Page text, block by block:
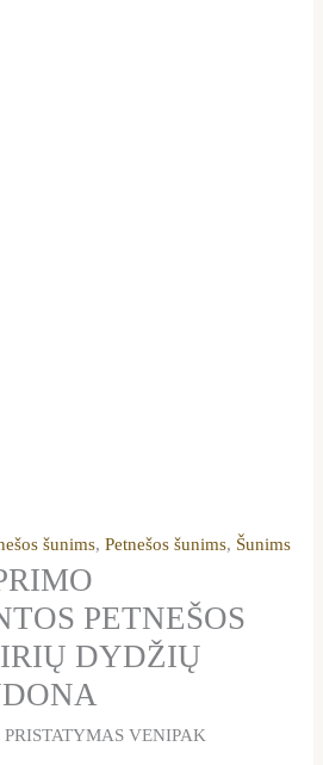
šunims,Petnešos šunims, Šunims
PETNEŠOS
DYDŽIŲ
VENIPAK